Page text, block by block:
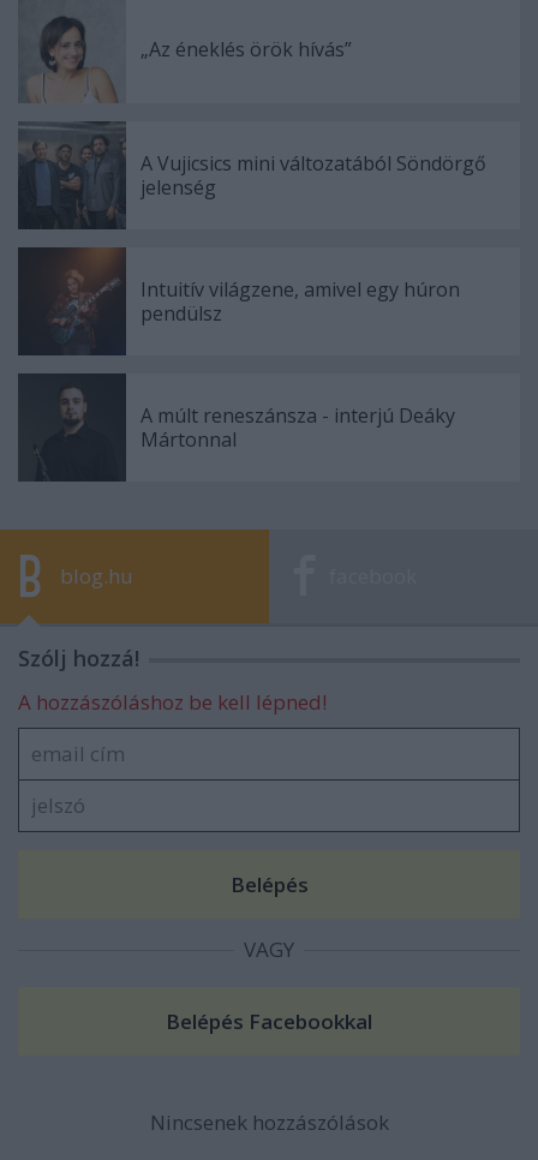
„Az éneklés örök hívás”
A Vujicsics mini változatából Söndörgő
jelenség
Intuitív világzene, amivel egy húron
pendülsz
A múlt reneszánsza - interjú Deáky
Mártonnal
blog.hu
Szólj hozzá!
A hozzászóláshoz be kell lépned!
VAGY
Nincsenek hozzászólások